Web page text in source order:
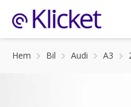
Hem Bil Audi A3